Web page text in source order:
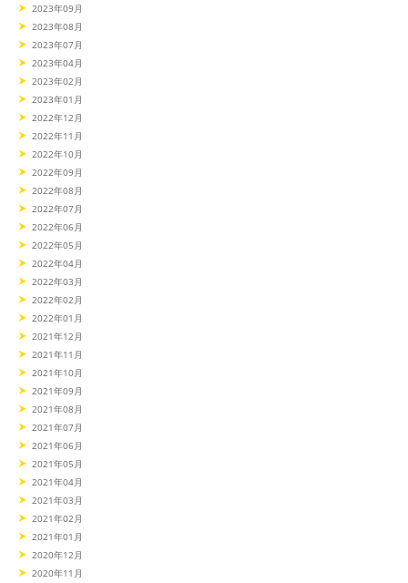
2023年09月
2023年08月
2023年07月
2023年04月
2023年02月
2023年01月
2022年12月
2022年11月
2022年10月
2022年09月
2022年08月
2022年07月
2022年06月
2022年05月
2022年04月
2022年03月
2022年02月
2022年01月
2021年12月
2021年11月
2021年10月
2021年09月
2021年08月
2021年07月
2021年06月
2021年05月
2021年04月
2021年03月
2021年02月
2021年01月
2020年12月
2020年11月